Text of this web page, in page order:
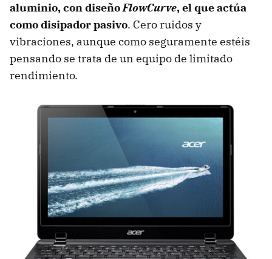
aluminio, con diseñoFlowCurve, el que actúa
como disipador pasivo. Cero ruidos y
vibraciones, aunque como seguramente estéis
pensando se trata de un equipo de limitado
rendimiento.